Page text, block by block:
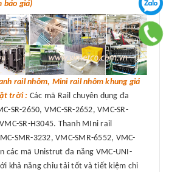
báo giá)
rail nhôm, Mini rail nhôm khung giá
trời : Các mã Rail chuyên dụng đa
SR-2650, VMC-SR-2652, VMC-SR-
SR-H3045. Thanh MIni rail
SMR-3232, VMC-SMR-6552, VMC-
các mã Unistrut đa năng VMC-UNI-
khả năng chỉu tải tốt và tiết kiệm chi